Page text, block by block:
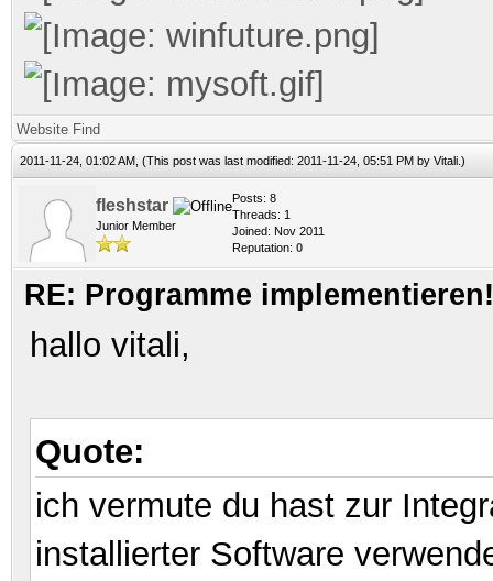
Website Find
2011-11-24, 01:02 AM, (This post was last modified: 2011-11-24, 05:51 PM by Vitali .)
fleshstar
Junior Member
Posts: 8
Threads: 1
Joined: Nov 2011
Reputation: 0
RE: Programme
hallo vitali,
Quote:
ich vermute du hast zur
installierter Software